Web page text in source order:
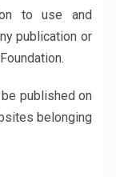
to use and
publication or
published on
belonging